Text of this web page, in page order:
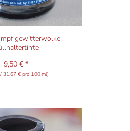
gewitterwolke
9,50 € *
31,67 € pro 100 ml)